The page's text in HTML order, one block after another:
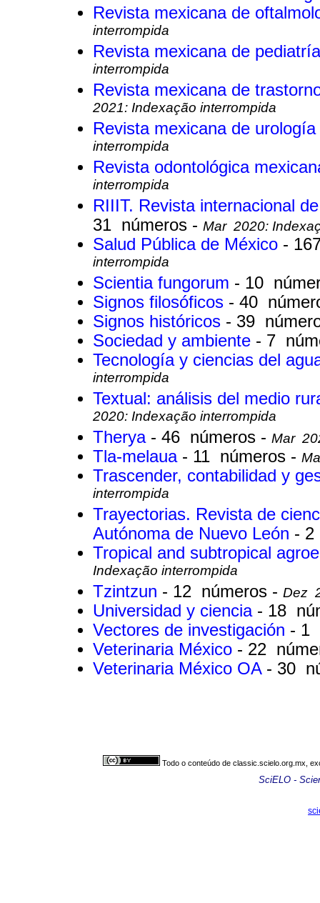
Revista mexicana de
interrompida
Revista mexicana de
interrompida
Revista mexicana de
2021: Indexação interrompida
Revista mexicana de urología
interrompida
Revista odontológica
interrompida
RIIIT. Revista internacional
31 números - Mar 2020:
Salud Pública de México -
interrompida
Scientia fungorum - 10
Signos filosóficos - 40
Signos históricos - 39
Sociedad y ambiente - 7
Tecnología y ciencias del
interrompida
Textual: análisis del medio
2020: Indexação interrompida
Therya - 46 números - Mar
Tla-melaua - 11 números -
Trascender, contabilidad y
interrompida
Trayectorias. Revista de
Autónoma de Nuevo León -
Tropical and subtropical
Indexação interrompida
Tzintzun - 12 números - Dez
Universidad y ciencia - 18
Vectores de investigación - 1
Veterinaria México - 22
Veterinaria México OA - 30
Todo o conteúdo de classic.scielo.org.mx,
SciELO -